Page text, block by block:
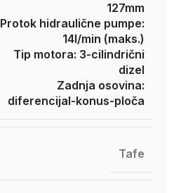
127mm
Protok hidraulične pumpe:
14l/min (maks.)
Tip motora: 3-cilindrični
dizel
Zadnja osovina:
diferencijal-konus-ploča
Tafe